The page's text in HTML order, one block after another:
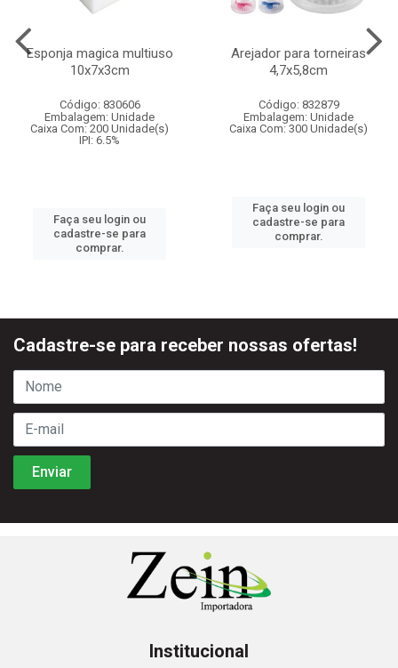
Esponja magica multiuso
10x7x3cm
Código: 830606
Embalagem: Unidade
Caixa Com: 200 Unidade(s)
IPI: 6.5%
Faça seu login ou
cadastre-se para
comprar.
Arejador para torneiras
4,7x5,8cm
Código: 832879
Embalagem: Unidade
Caixa Com: 300 Unidade(s)
Faça seu login ou
cadastre-se para
comprar.
Cadastre-se para receber nossas ofertas!
Institucional